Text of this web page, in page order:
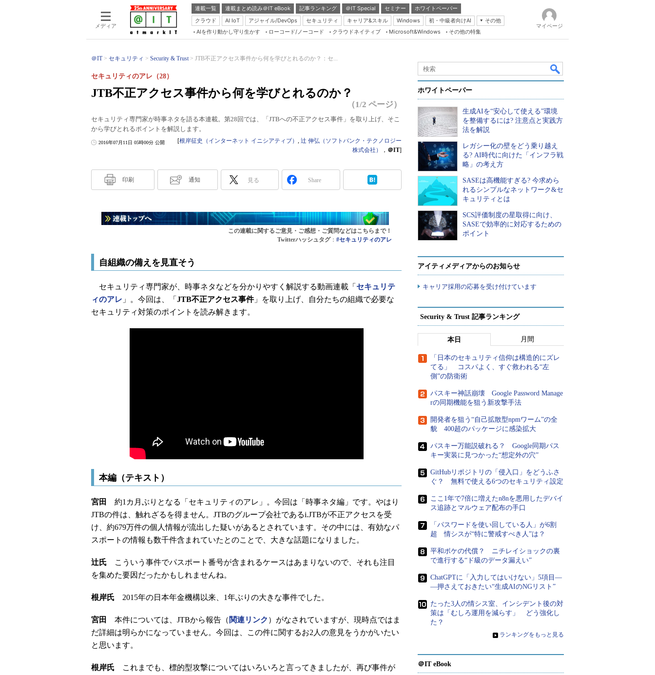
メディア
連載一覧 連載まとめ読み＠IT eBook 記事ランキング ＠IT Special セミナー
ホワイトペーパー
クラウド
AI IoT アジャイル/DevOps セキュリティ キャリア&スキル Windows 初・中級者向けAI
その他
Server & Storage
Database Expert
Master of IP Network
Security & Trust
ブログ
AIを作り動かし守り生かす ローコード/ノーコード クラウドネイティブ Microsoft&Windows その他の特集
マイページ
＠IT セキュリティ Security & Trust JTB不正アクセス事件から何を学びとれるのか？：セ...
JTB不正アクセス事件から何を学びとれるのか？
セキュリティのアレ（28）
（1/2 ページ）
セキュリティ専門家が時事ネタを語る本連載。第28回では、「JTBへの不正アクセス事件」を取り上げ、そこ
から学びとれるポイントを解説します。
2016年07月11日 05時00分 公開 [根岸征史（インターネット イニシアティブ） , 辻 伸弘（ソフトバンク・テクノロジー
株式会社）
， ＠IT]
印刷 通知 見る Share
この連載に関するご意見・ご感想・ご質問などはこちらまで！
Twitterハッシュタグ： #セキュリティのアレ
自組織の備えを見直そう
セキュリティ専門家が、時事ネタなどを分かりやすく解説する動画連載「 セキュリテ
ィのアレ 」。今回は、「 JTB不正アクセス事件」を取り上げ、自分たちの組織で必要な
セキュリティ対策のポイントを読み解きます。
本編（テキスト）
宮田
約1カ月ぶりとなる「セキュリティのアレ」。今回は「時事ネタ編」です。やはり
JTBの件は、触れざるを得ません。JTBのグループ会社であるi.JTBが不正アクセスを受
け、約679万件の個人情報が流出した疑いがあるとされています。その中には、有効なパ
スポートの情報も数千件含まれていたとのことで、大きな話題になりました。
辻氏 こういう事件でパスポート番号が含まれるケースはあまりないので、それも注目
を集めた要因だったかもしれませんね。
根岸氏 2015年の日本年金機構以来、1年ぶりの大きな事件でした。
宮田 本件については、JTBから報告（ 関連リンク ）がなされていますが、現時点ではま
だ詳細は明らかになっていません。今回は、この件に関するお2人の意見をうかがいたい
と思います。
根岸氏 これまでも、標的型攻撃についてはいろいろと言ってきましたが、再び事件が
ホワイトペーパー
生成AIを“安心して使える”環境
を整備するには? 注意点と実践方
法を解説
レガシー化の壁をどう乗り越え
る? AI時代に向けた「インフラ戦
略」の考え方
SASEは高機能すぎる? 今求めら
れるシンプルなネットワーク&セ
キュリティとは
SCS評価制度の星取得に向け、
SASEで効率的に対応するための
ポイント
アイティメディアからのお知らせ
キャリア採用の応募を受け付けています
Security & Trust 記事ランキング
本日 月間
「日本のセキュリティ信仰は構造的にズレ
てる」 コスパよく、すぐ救われる“左
側”の防衛術
パスキー神話崩壊 Google Password Manage
rの同期機能を狙う新攻撃手法
開発者を狙う“自己拡散型npmワーム”の全
貌 400超のパッケージに感染拡大
パスキー万能説破れる？ Google同期パス
キー実装に見つかった“想定外の穴”
GitHubリポジトリの「侵入口」をどうふさ
ぐ？ 無料で使える6つのセキュリティ設定
ここ1年で7倍に増えたn8nを悪用したデバイ
ス追跡とマルウェア配布の手口
「パスワードを使い回している人」が6割
超 情シスが“特に警戒すべき人”は？
平和ボケの代償？ ニチレイショックの裏
で進行する“ド級のデータ漏えい”
ChatGPTに「入力してはいけない」5項目―
―押さえておきたい“生成AIのNGリスト”
たった3人の情シス室、インシデント後の対
策は「むしろ運用を減らす」 どう強化し
た？
» ランキングをもっと見る
＠IT eBook